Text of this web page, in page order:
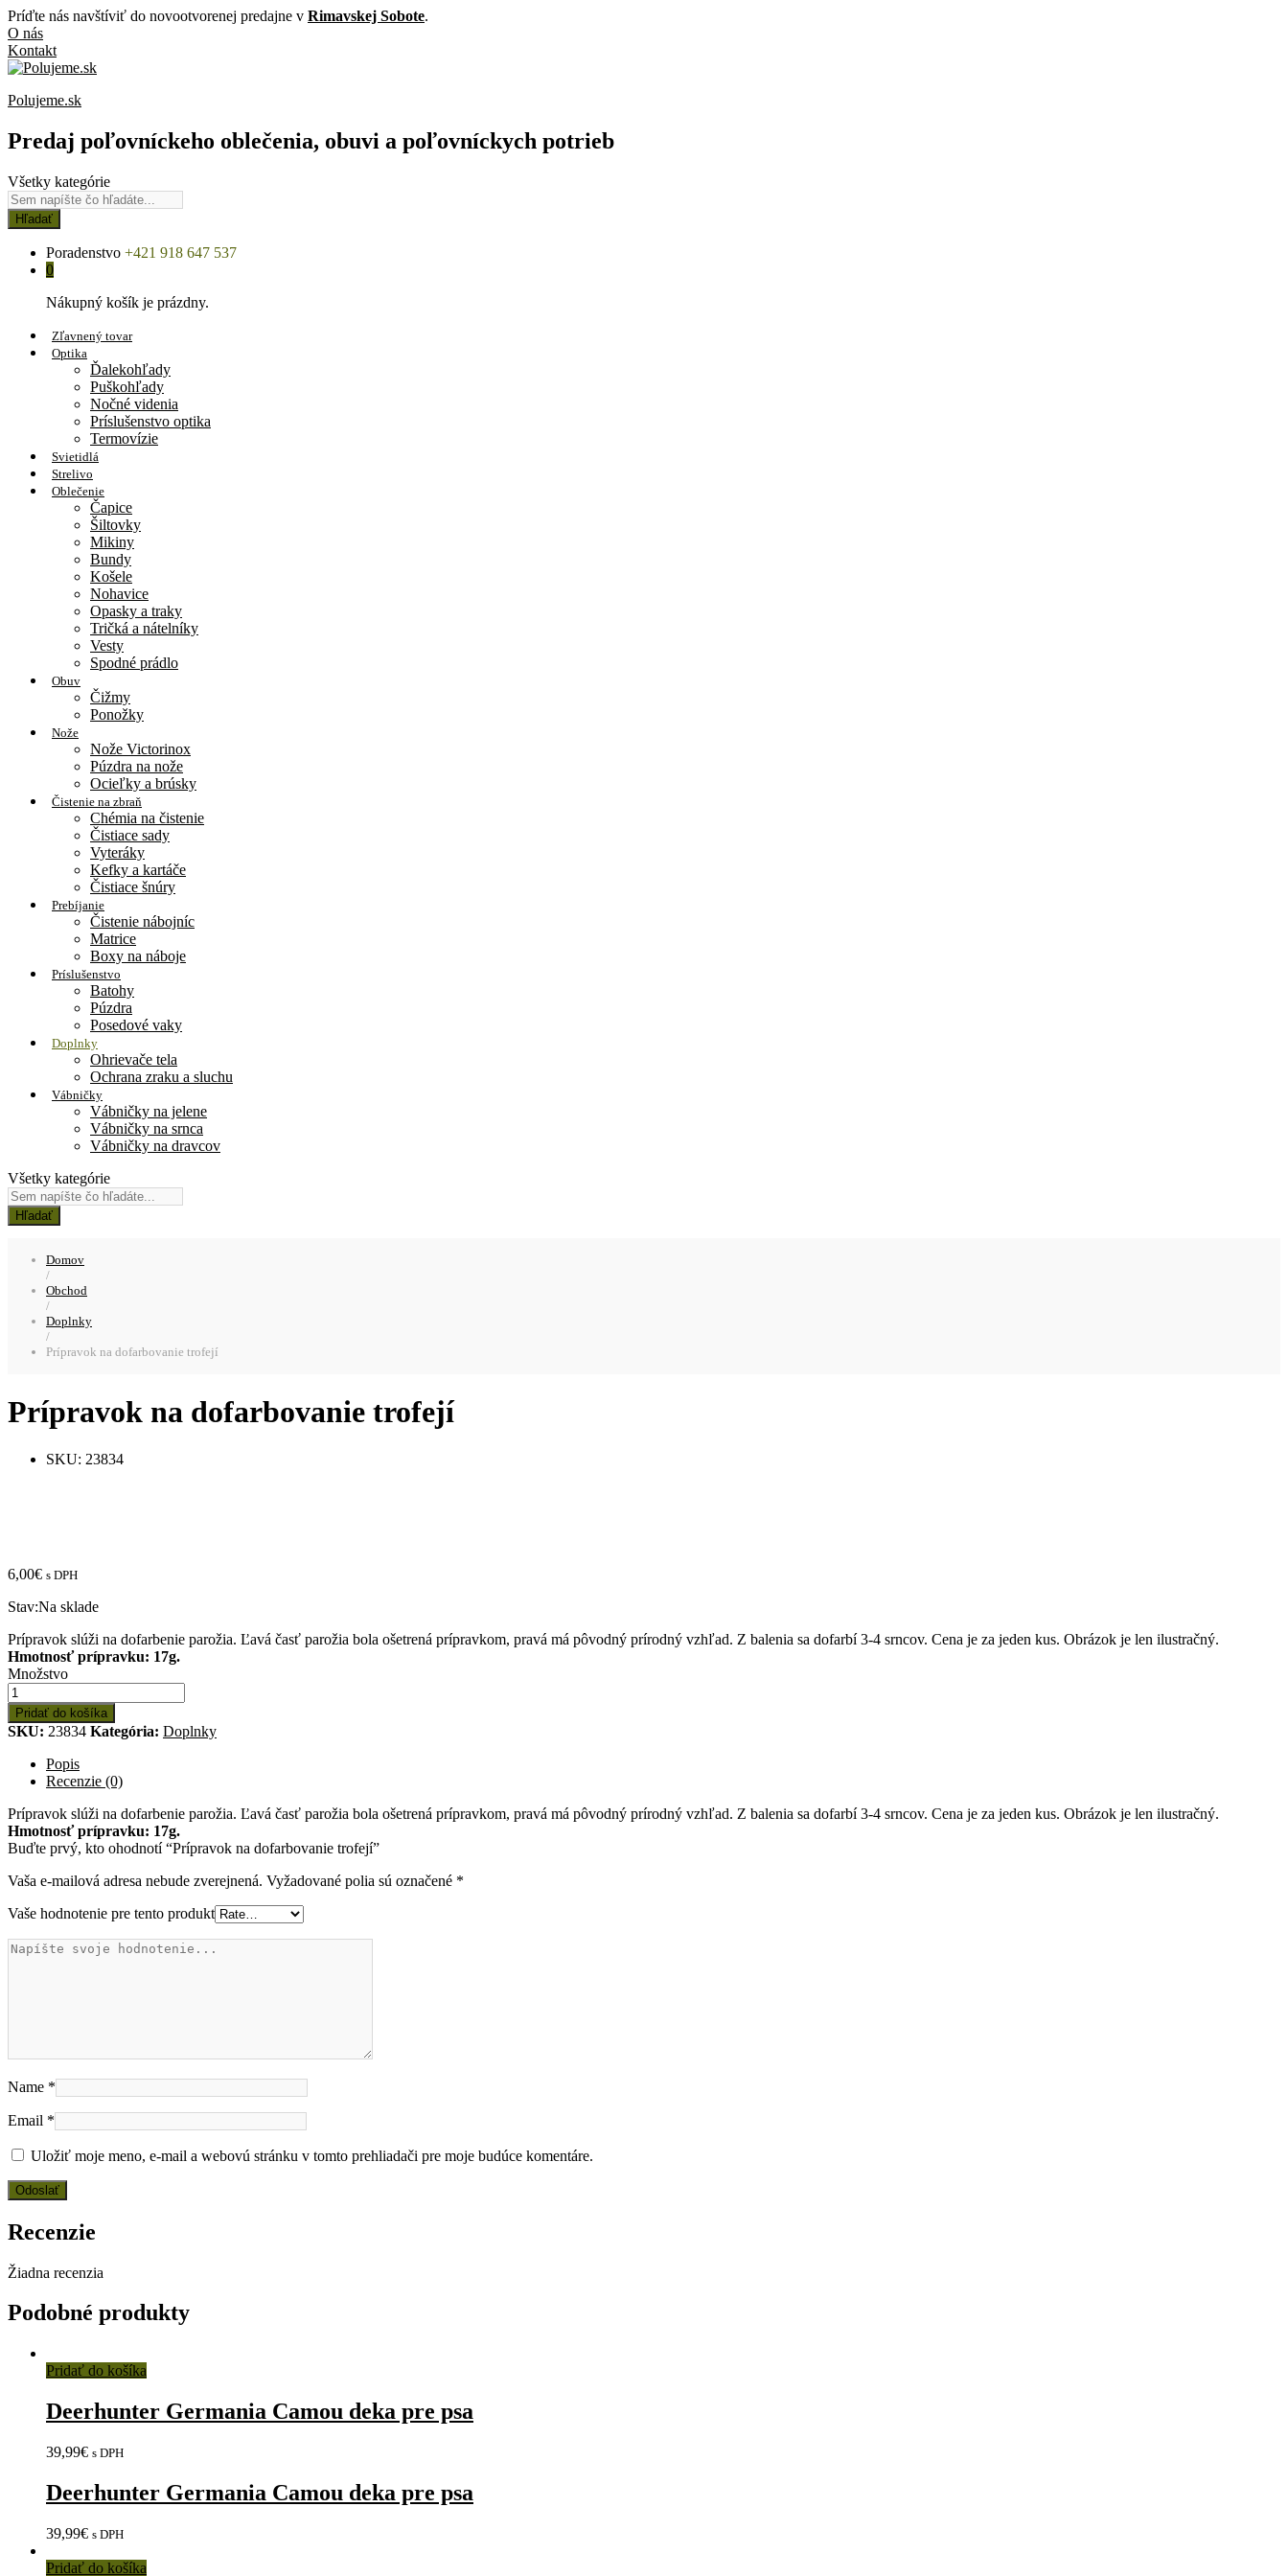
Príďte nás navštíviť do novootvorenej predajne v Rimavskej Sobote.
O nás
Kontakt
Polujeme.sk
Predaj poľovníckeho oblečenia, obuvi a poľovníckych potrieb
Všetky kategórie
Hľadať
Poradenstvo +421 918 647 537
0
Nákupný košík je prázdny.
Zľavnený tovar
Optika
Ďalekohľady
Puškohľady
Nočné videnia
Príslušenstvo optika
Termovízie
Svietidlá
Strelivo
Oblečenie
Čapice
Šiltovky
Mikiny
Bundy
Košele
Nohavice
Opasky a traky
Tričká a nátelníky
Vesty
Spodné prádlo
Obuv
Čižmy
Ponožky
Nože
Nože Victorinox
Púzdra na nože
Ocieľky a brúsky
Čistenie na zbraň
Chémia na čistenie
Čistiace sady
Vyteráky
Kefky a kartáče
Čistiace šnúry
Prebíjanie
Čistenie nábojníc
Matrice
Boxy na náboje
Príslušenstvo
Batohy
Púzdra
Posedové vaky
Doplnky
Ohrievače tela
Ochrana zraku a sluchu
Vábničky
Vábničky na jelene
Vábničky na srnca
Vábničky na dravcov
Všetky kategórie
Hľadať
Domov
/
Obchod
/
Doplnky
/
Prípravok na dofarbovanie trofejí
Prípravok na dofarbovanie trofejí
SKU: 23834
6,00€ s DPH
Stav:Na sklade
Prípravok slúži na dofarbenie parožia. Ľavá časť parožia bola ošetrená prípravkom, pravá má pôvodný prírodný vzhľad. Z balenia sa dofarbí 3-4 srncov. Cena je za jeden kus. Obrázok je len ilustračný.
Hmotnosť prípravku: 17g.
Množstvo:
Prípravok
na
dofarbovanie
trofejí
Množstvo
Pridať do košíka
SKU: 23834 Kategória: Doplnky
Popis
Recenzie (0)
Prípravok slúži na dofarbenie parožia. Ľavá časť parožia bola ošetrená prípravkom, pravá má pôvodný prírodný vzhľad. Z balenia sa dofarbí 3-4 srncov. Cena je za jeden kus. Obrázok je len ilustračný.
Hmotnosť prípravku: 17g.
Buďte prvý, kto ohodnotí “Prípravok na dofarbovanie trofejí”
Vaša e-mailová adresa nebude zverejnená. Vyžadované polia sú označené *
Vaše hodnotenie pre tento produkt
Name *
Email *
Uložiť moje meno, e-mail a webovú stránku v tomto prehliadači pre moje budúce komentáre.
Recenzie
Žiadna recenzia
Podobné produkty
Pridať do košíka
Deerhunter Germania Camou deka pre psa
39,99€ s DPH
Deerhunter Germania Camou deka pre psa
39,99€ s DPH
Pridať do košíka